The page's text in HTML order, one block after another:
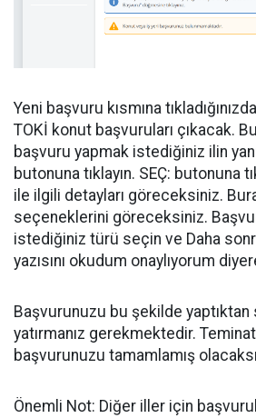
Yeni başvuru kısmına
TOKİ konut başvuruları çıkacak.
başvuru yapmak istediğiniz ilin
butonuna tıklayın. SEÇ: butonuna
ile ilgili detayları göreceksiniz.
seçeneklerini göreceksiniz.
istediğiniz türü seçin ve Daha
yazısını okudum onaylıyorum
Başvurunuzu bu şekilde
yatırmanız gerekmektedir.
başvurunuzu tamamlamış
Önemli Not: Diğer iller için